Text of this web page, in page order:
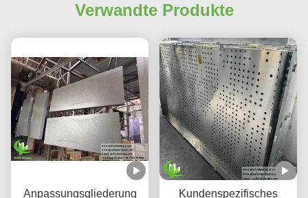
Verwandte Produkte
Anpassungsgliederung
Kundenspezifisches